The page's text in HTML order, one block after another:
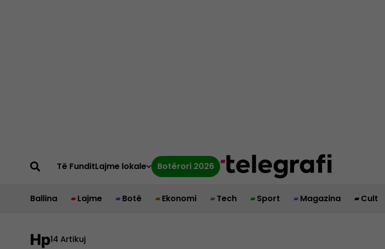
Të FunditLajme lokale Botërori 2026
Ballina Lajme Botë Ekonomi Tech Sport Magazina Cult
Hp14 Artikuj